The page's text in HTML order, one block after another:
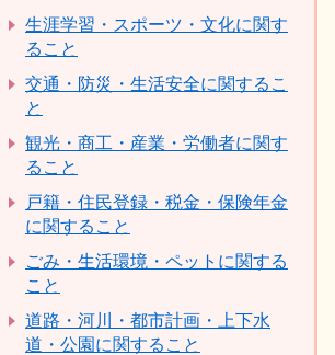
生涯学習・スポーツ・文化に関す
ること
交通・防災・生活安全に関するこ
と
観光・商工・産業・労働者に関す
ること
戸籍・住民登録・税金・保険年金
に関すること
ごみ・生活環境・ペットに関する
こと
道路・河川・都市計画・上下水
道・公園に関すること